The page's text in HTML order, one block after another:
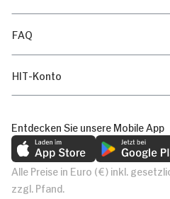
FAQ
HIT-Konto
Entdecken Sie unsere Mobile App
Alle Preise in Euro (€) inkl.
zzgl. Pfand.